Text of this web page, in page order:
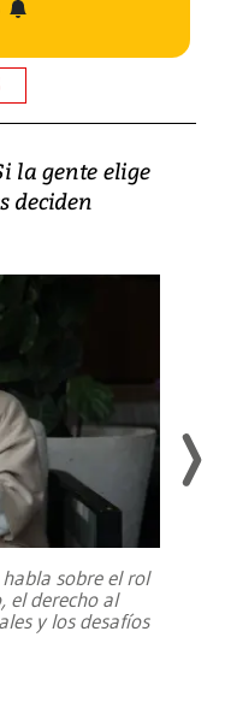
la gente elige
deciden
sobre el rol
el derecho al
y los desafíos